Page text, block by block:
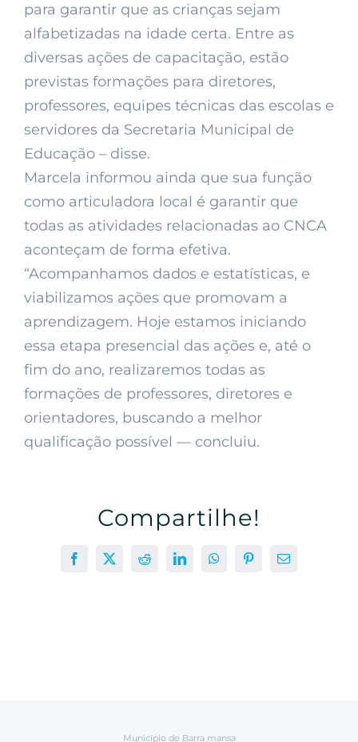
para garantir que as crianças sejam
alfabetizadas na idade certa. Entre as
diversas ações de capacitação, estão
previstas formações para diretores,
professores, equipes técnicas das escolas e
servidores da Secretaria Municipal de
Educação – disse.
Marcela informou ainda que sua função
como articuladora local é garantir que
todas as atividades relacionadas ao CNCA
aconteçam de forma efetiva.
“Acompanhamos dados e estatísticas, e
viabilizamos ações que promovam a
aprendizagem. Hoje estamos iniciando
essa etapa presencial das ações e, até o
fim do ano, realizaremos todas as
formações de professores, diretores e
orientadores, buscando a melhor
qualificação possível — concluiu.
Compartilhe!
Facebook
X RedditLinkedInWhatsAppPinterest
E-
Município de Barra mansa